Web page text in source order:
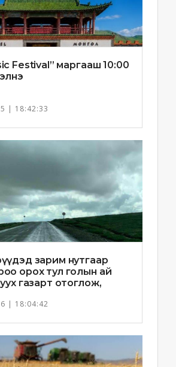
Festival” маргааш 10:00
| 18:42:33
зарим нутгаар
орох тул голын ай
газарт отоглож,
| 18:04:42